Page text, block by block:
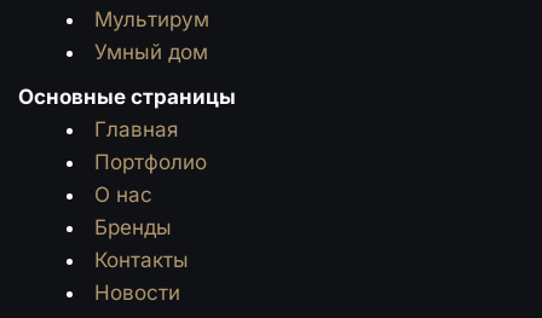
Мультирум
Умный дом
Основные страницы
Главная
Портфолио
О нас
Бренды
Контакты
Новости